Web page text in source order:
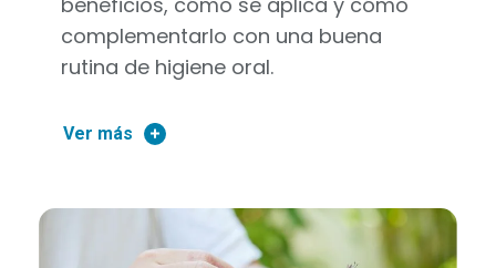
complementarlo con una buena
rutina de higiene oral.
Ver más